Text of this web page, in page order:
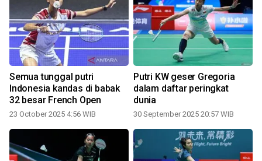
Semua tunggal putri
Indonesia kandas di babak
32 besar French Open
23 October 2025 4:56 WIB
Putri KW geser Gregoria
dalam daftar peringkat
dunia
30 September 2025 20:57 WIB